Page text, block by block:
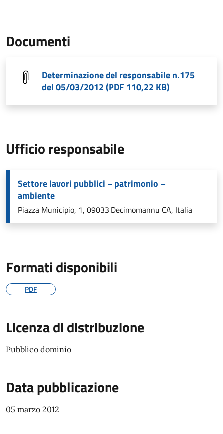
Documenti
Determinazione del responsabile n.175
del 05/03/2012 (PDF 110,22 KB)
Ufficio responsabile
Settore lavori pubblici – patrimonio –
ambiente
Piazza Municipio, 1, 09033 Decimomannu CA, Italia
Formati disponibili
PDF
Licenza di distribuzione
Pubblico dominio
Data pubblicazione
05 marzo 2012